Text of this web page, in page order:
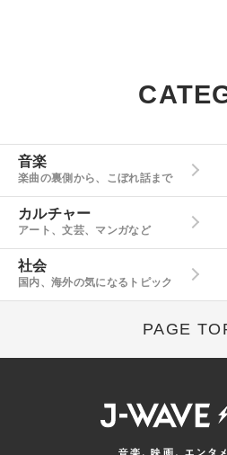
音楽
楽曲の裏側から、こぼれ話まで
カルチャー
アート、文芸、マンガなど
社会
国内、海外の気になるトピック
PAGE